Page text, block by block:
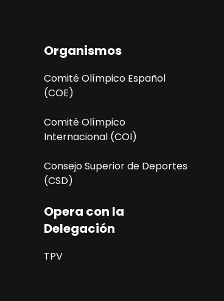
i
ó
n
d
e
l
E
v
e
n
Organismos
Comité Olímpico Español
(COE)
Comité Olímpico
Internacional (COI)
Consejo Superior de Deportes
(CSD)
Opera con la
Delegación
TPV